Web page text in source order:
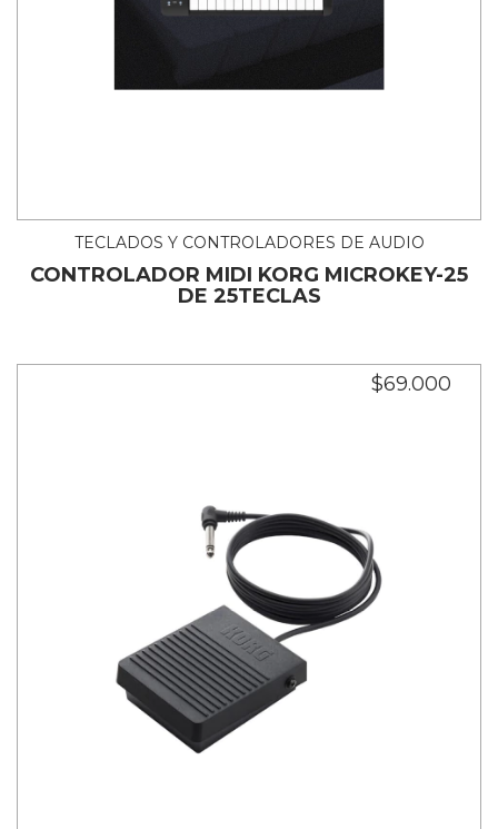
TECLADOS Y CONTROLADORES DE AUDIO
CONTROLADOR MIDI KORG MICROKEY-25
DE 25TECLAS
$69.000